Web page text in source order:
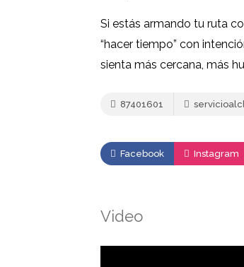
Si estás armando tu ruta
“hacer tiempo” con
sienta más cercana, más
87401601
Facebook Instagram
Video